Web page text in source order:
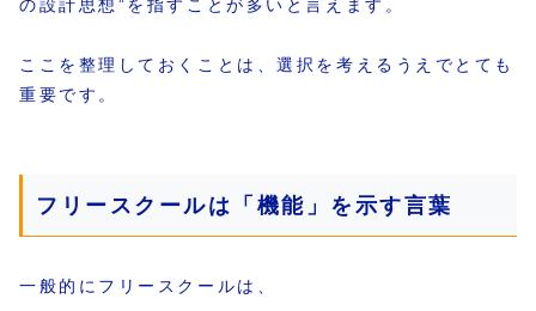
の設計思想”を指すことが多いと言えます。
ここを整理しておくことは、選択を考えるうえでとても
重要です。
フリースクールは「機能」を示す言葉
一般的にフリースクールは、